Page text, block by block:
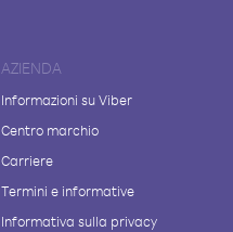
AZIENDA
Informazioni su Viber
Centro marchio
Carriere
Termini e informative
Informativa sulla privacy